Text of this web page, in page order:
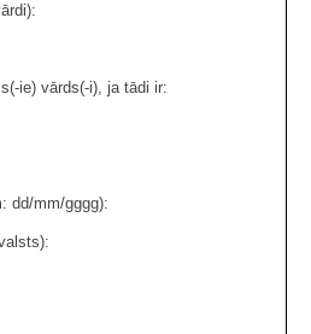
ie) vārds(-i), ja tādi ir:
dd/mm/gggg):